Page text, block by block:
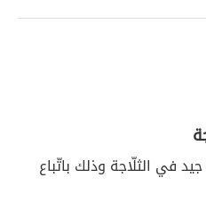
في الثلّاجة وذلك باتّباع